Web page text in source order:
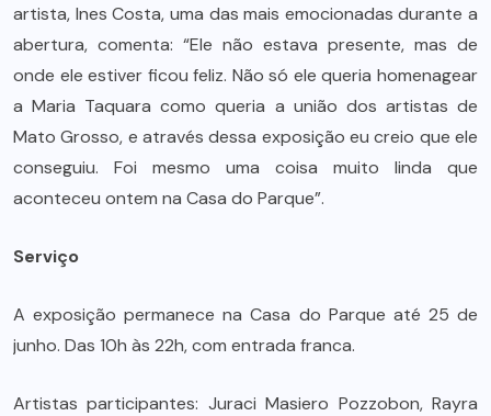
artista, Ines Costa, uma das mais emocionadas durante a
abertura, comenta: “Ele não estava presente, mas de
onde ele estiver ficou feliz. Não só ele queria homenagear
a Maria Taquara como queria a união dos artistas de
Mato Grosso, e através dessa exposição eu creio que ele
conseguiu. Foi mesmo uma coisa muito linda que
aconteceu ontem na Casa do Parque”.
Serviço
A exposição permanece na Casa do Parque até 25 de
junho. Das 10h às 22h, com entrada franca.
Artistas participantes: Juraci Masiero Pozzobon, Rayra